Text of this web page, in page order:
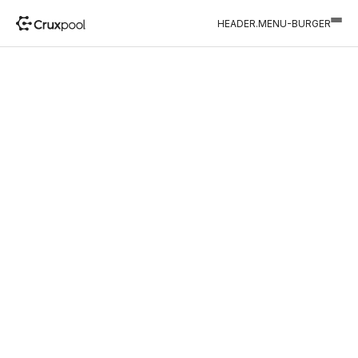
HEADER.MENU-BURGER